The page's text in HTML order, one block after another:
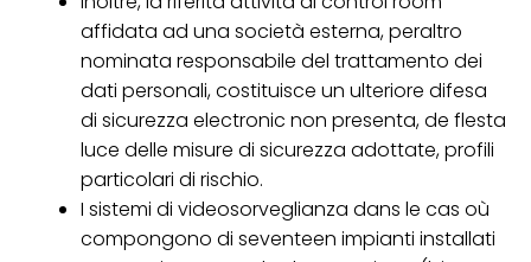
affidata ad una società esterna, peraltro
nominata responsabile del trattamento dei
dati personali, costituisce un ulteriore difesa
di sicurezza electronic non presenta, de flesta
luce delle misure di sicurezza adottate, profili
particolari di rischio.
I sistemi di videosorveglianza dans le cas où
compongono di seventeen impianti installati